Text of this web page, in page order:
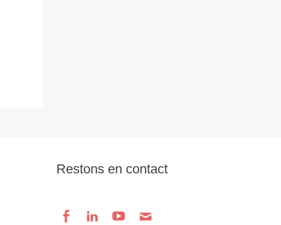
Restons en contact
FacebookLinkedinYoutube